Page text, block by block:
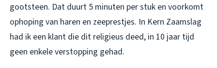
gootsteen. Dat duurt 5 minuten per stuk en voorkomt
ophoping van haren en zeeprestjes. In Kern Zaamslag
had ik een klant die dit religieus deed, in 10 jaar tijd
geen enkele verstopping gehad.